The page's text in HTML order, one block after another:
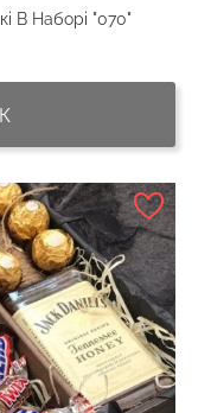
В Наборі "070"